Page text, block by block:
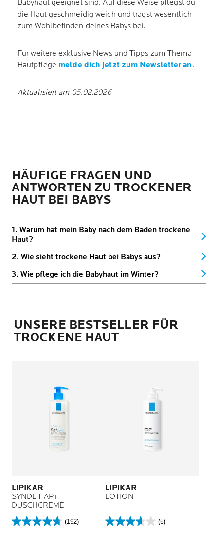
Babyhaut geeignet sind. Auf diese Weise pflegst du
die Haut geschmeidig weich und trägst wesentlich
zum Wohlbefinden deines Babys bei.
Für weitere exklusive News und Tipps zum Thema
Hautpflege melde dich jetzt zum Newsletter an.
Aktualisiert am 05.02.2026
HÄUFIGE FRAGEN UND
ANTWORTEN ZU TROCKENER
HAUT BEI BABYS
1. Warum hat mein Baby nach dem Baden trockene
Haut?
2. Wie sieht trockene Haut bei Babys aus?
3. Wie pflege ich die Babyhaut im Winter?
UNSERE BESTSELLER FÜR
TROCKENE HAUT
LIPIKAR
SYNDET AP+
DUSCHCREME
(192)
4.7
LIPIKAR
LOTION
(5)
3.6